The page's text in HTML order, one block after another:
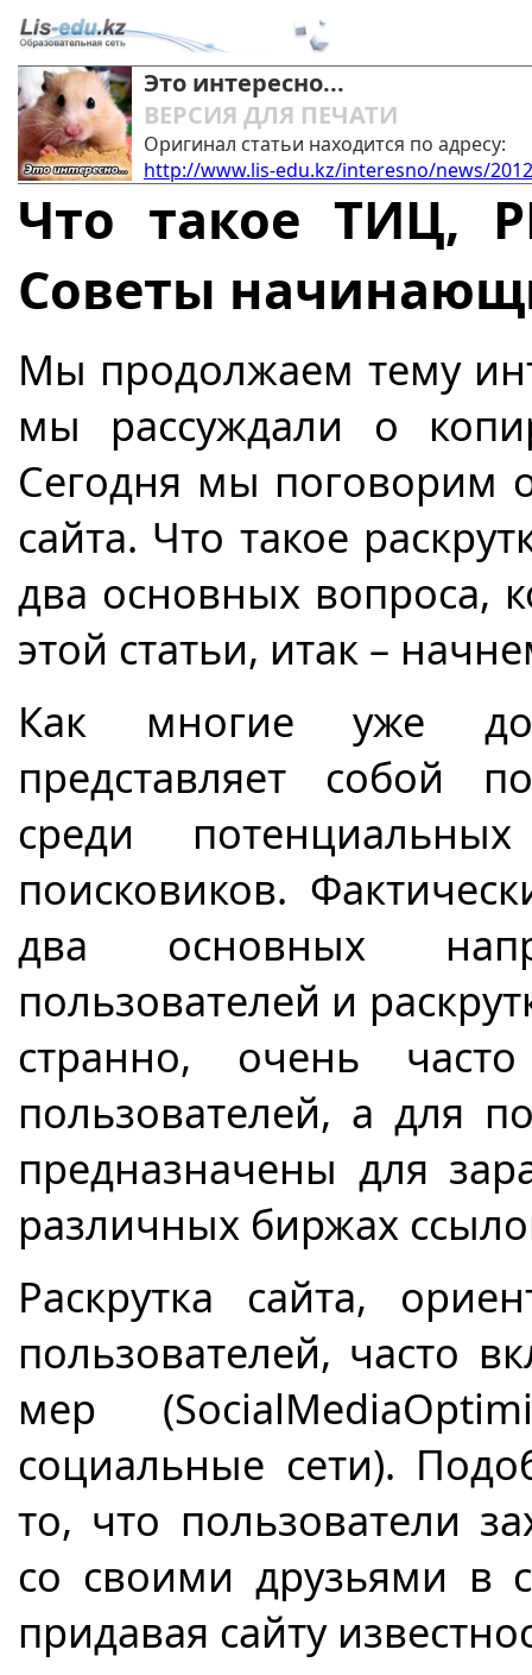
Это интересно...
ВЕРСИЯ ДЛЯ ПЕЧАТИ
Оригинал статьи находится по адресу:
http://www.lis-edu.kz/interesno/news/
Что такое ТИЦ,
Советы
Мы продолжаем тему
мы рассуждали о
Сегодня мы поговорим
сайта. Что такое
два основных вопроса,
этой статьи, итак –
Как многие уже
представляет собой
среди
поисковиков.
два основных
пользователей и
странно, очень
пользователей, а для
предназначены для
различных биржах
Раскрутка сайта,
пользователей, часто
мер (SocialMedia
социальные сети).
то, что пользователи
со своими друзьями в
придавая сайту